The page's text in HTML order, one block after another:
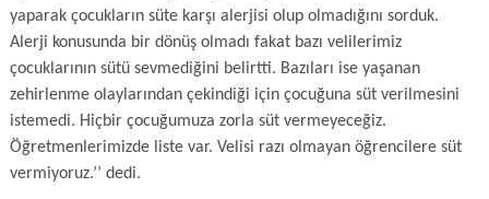
yaparak çocukların süte karşı alerjisi olup olmadığını sorduk.
Alerji konusunda bir dönüş olmadı fakat bazı velilerimiz
çocuklarının sütü sevmediğini belirtti. Bazıları ise yaşanan
zehirlenme olaylarından çekindiği için çocuğuna süt verilmesini
istemedi. Hiçbir çocuğumuza zorla süt vermeyeceğiz.
Öğretmenlerimizde liste var. Velisi razı olmayan öğrencilere süt
vermiyoruz.’’ dedi.